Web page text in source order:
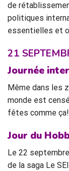
de
politiques
essentielles et
21
Journée
Même dans les
monde est
fêtes comme ça!
Jour du
Le 22
de la saga Le